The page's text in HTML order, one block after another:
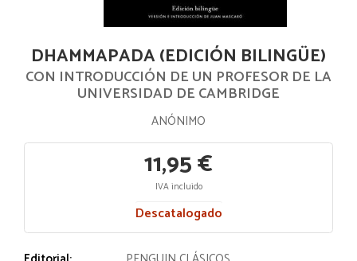
DHAMMAPADA (EDICIÓN BILINGÜE)
CON INTRODUCCIÓN DE UN PROFESOR DE LA
UNIVERSIDAD DE CAMBRIDGE
ANÓNIMO
11,95 €
IVA incluido
Descatalogado